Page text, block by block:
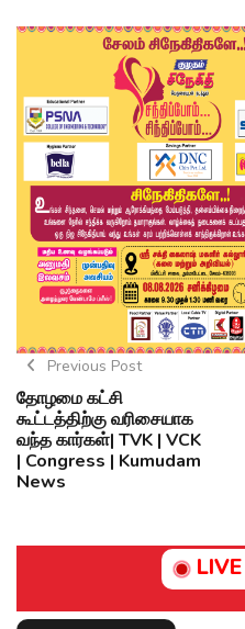
Previous Post
தோழமை கட்சி
கூட்டத்திற்கு வரிசையாக
வந்த கார்கள்| TVK | VCK
| Congress | Kumudam
News